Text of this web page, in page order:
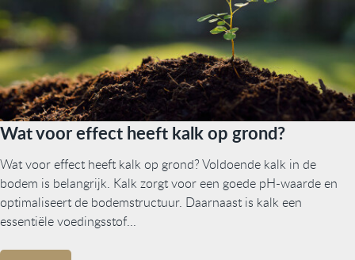
Wat voor effect heeft kalk op grond?
Wat voor effect heeft kalk op grond? Voldoende kalk in de
bodem is belangrijk. Kalk zorgt voor een goede pH-waarde en
optimaliseert de bodemstructuur. Daarnaast is kalk een
essentiële voedingsstof...